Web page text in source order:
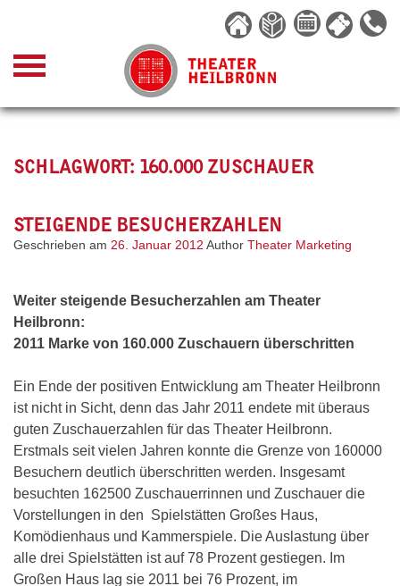
content
SCHLAGWORT: 160.000 ZUSCHAUER
STEIGENDE BESUCHERZAHLEN
Geschrieben am 26. Januar 2012 Author Theater Marketing
Weiter steigende Besucherzahlen am Theater
Heilbronn:
2011 Marke von 160.000 Zuschauern überschritten
Ein Ende der positiven Entwicklung am Theater Heilbronn
ist nicht in Sicht, denn das Jahr 2011 endete mit überaus
guten Zuschauerzahlen für das Theater Heilbronn.
Erstmals seit vielen Jahren konnte die Grenze von 160000
Besuchern deutlich überschritten werden. Insgesamt
besuchten 162500 Zuschauerrinnen und Zuschauer die
Vorstellungen in den Spielstätten Großes Haus,
Komödienhaus und Kammerspiele. Die Auslastung über
alle drei Spielstätten ist auf 78 Prozent gestiegen. Im
Großen Haus lag sie 2011 bei 76 Prozent, im